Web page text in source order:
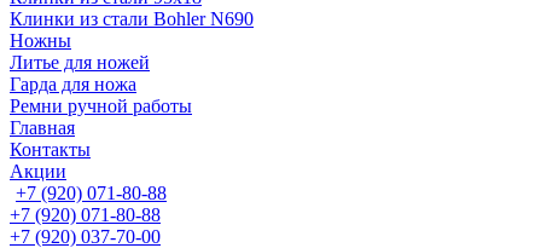
Клинки из стали Bohler N690
Ножны
Литье для ножей
Гарда для ножа
Ремни ручной работы
Главная
Контакты
Акции
+7 (920) 071-80-88
+7 (920) 071-80-88
+7 (920) 037-70-00